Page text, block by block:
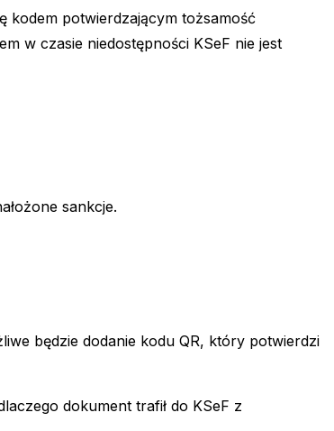
potwierdzającym tożsamość
w czasie niedostępności KSeF nie jest
sankcje.
będzie dodanie kodu QR, który potwierdzi
dokument trafił do KSeF z